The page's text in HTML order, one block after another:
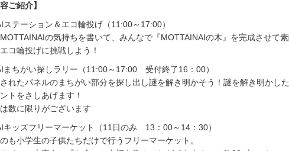
ご紹介】
テーション＆エコ輪投げ（11:00～17:00）
の気持ちを書いて、みんなで『MOTTAINAIの木』を完成させて
コ輪投げに挑戦しよう！
ちがい探しラリー（11:00～17:00 受付終了16：00）
れたパネルのまちがい部分を探し出し謎を解き明かそう！謎を解き明かし
トをさしあげます！
数に限りがございます
ッズフリーマーケット（11日のみ 13：00～14：30）
も小学生の子供たちだけで行うフリーマーケット。